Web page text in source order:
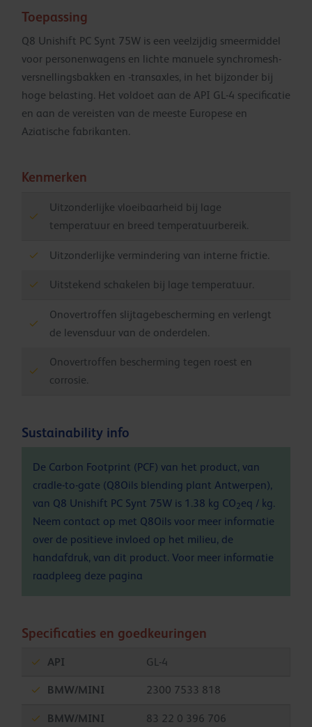
Toepassing
Q8 Unishift PC Synt 75W is een veelzijdig smeermiddel
voor personenwagens en lichte manuele synchromesh-
versnellingsbakken en -transaxles, in het bijzonder bij
hoge belasting. Het voldoet aan de API GL-4 specificatie
en aan de vereisten van de meeste Europese en
Aziatische fabrikanten.
Kenmerken
Uitzonderlijke vloeibaarheid bij lage
temperatuur en breed temperatuurbereik.
Uitzonderlijke vermindering van interne frictie.
Uitstekend schakelen bij lage temperatuur.
Onovertroffen slijtagebescherming en verlengt
de levensduur van de onderdelen.
Onovertroffen bescherming tegen roest en
corrosie.
Sustainability info
De Carbon Footprint (PCF) van het product, van
cradle-to-gate (Q8Oils blending plant Antwerpen),
van Q8 Unishift PC Synt 75W is 1.38 kg CO2eq / kg.
Neem contact op met Q8Oils voor meer informatie
over de positieve invloed op het milieu, de
handafdruk, van dit product. Voor meer informatie
raadpleeg deze pagina
Specificaties en goedkeuringen
API GL-4
BMW/MINI 2300 7533 818
BMW/MINI 83 22 0 396 706